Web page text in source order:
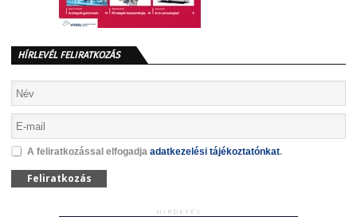
HÍRLEVÉL FELIRATKOZÁS
A feliratkozással elfogadja adatkezelési tájékoztatónkat.
Feliratkozás
HIRDETÉS